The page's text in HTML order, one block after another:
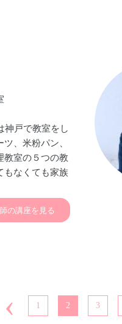
します！
神戸で教室をし
、米粉パン、
教室の５つの教
もなくても家族
の講座を見る
‹ 1 2 3